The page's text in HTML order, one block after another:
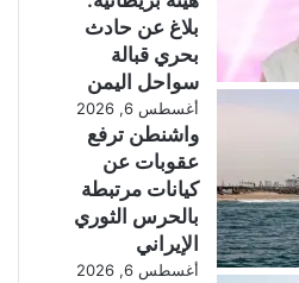
ع
ح
ي
ن
ق
بلاغ عن حادث
بحري قبالة
سواحل اليمن
أغسطس 6, 2026
واشنطن ترفع
عقوبات عن
كيانات مرتبطة
بالحرس الثوري
الإيراني
أغسطس 6, 2026